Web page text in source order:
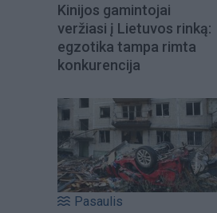
Kinijos gamintojai
veržiasi į Lietuvos rinką:
egzotika tampa rimta
konkurencija
Pasaulis